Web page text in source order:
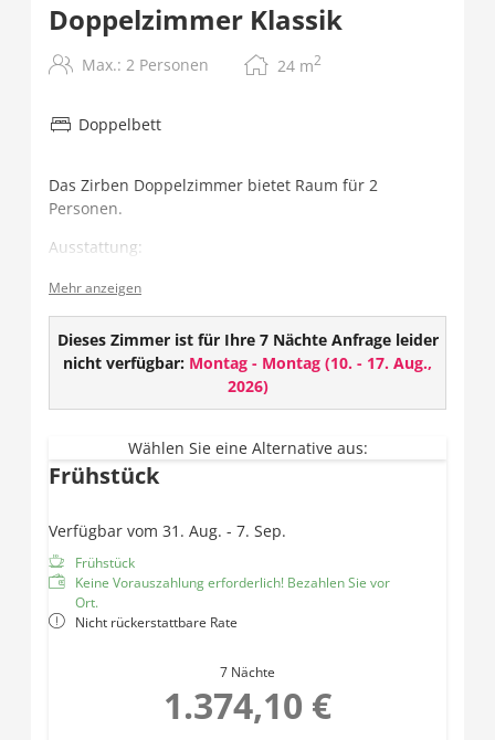
Doppelzimmer Klassik
Max.: 2 Personen 24 m2
Doppelbett
Das Zirben Doppelzimmer bietet Raum für 2
Personen.
Ausstattung:
Gesund schlafen - im Zirbenholzbett
Radio
Telefon
Badezimmer mit Dusche/WC und Haarföhn
Mehr anzeigen
Dieses Zimmer ist für Ihre 7 Nächte Anfrage leider
nicht verfügbar: Montag - Montag (10. - 17. Aug.,
2026)
Wählen Sie eine Alternative aus:
Frühstück
Verfügbar vom 31. Aug. - 7. Sep.
Frühstück
Keine Vorauszahlung erforderlich! Bezahlen Sie vor
Ort.
Nicht rückerstattbare Rate
7 Nächte
1.374,10 €